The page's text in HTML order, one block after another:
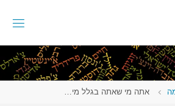
אתה מי שאתה בגלל מי…